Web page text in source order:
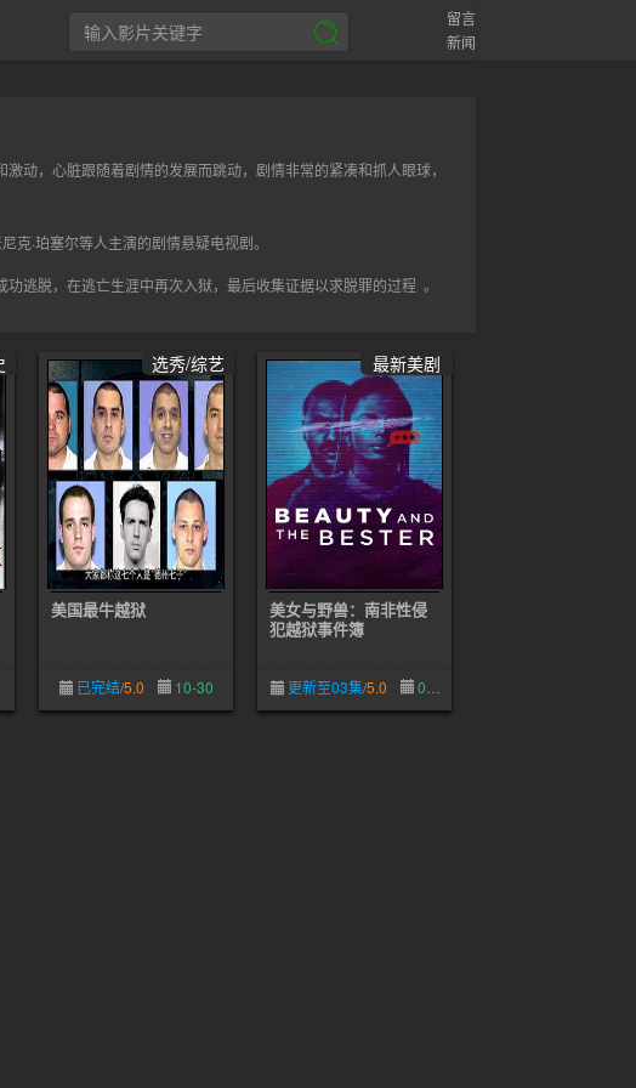
留言
新闻
动，心脏跟随着剧情的发展而跳动，剧情非常的紧凑和抓人眼球，
克·珀塞尔等人主演的剧情悬疑电视剧。
逃脱，在逃亡生涯中再次入狱，最后收集证据以求脱罪的过程 。
选秀/综艺
美国最牛越狱
已完结/5.0 10-30
最新美剧
美女与野兽：南非性侵
犯越狱事件簿
更新至03集/5.0 09-16